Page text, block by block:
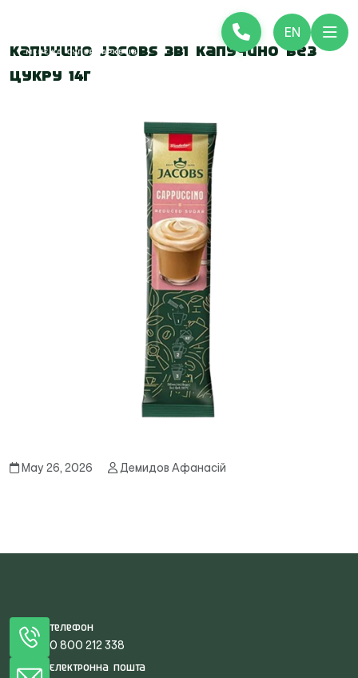
EN
Капучино Jacobs 3в1 Капучино без
цукру 14г
May 26, 2026 Демидов Афанасій
Телефон
0 800 212 338
Електронна пошта